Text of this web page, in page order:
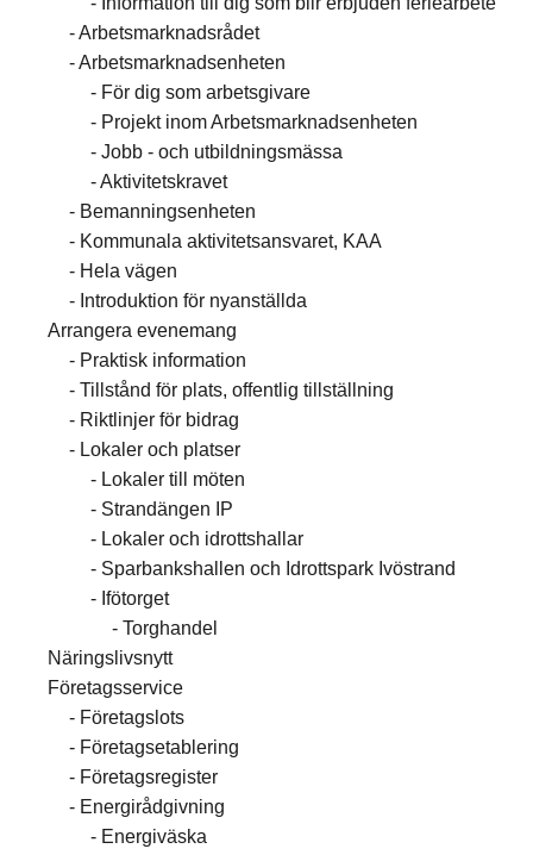
Arbetsmarknadsrådet
Arbetsmarknadsenheten
För dig som arbetsgivare
Projekt inom Arbetsmarknadsenheten
Jobb - och utbildningsmässa
Aktivitetskravet
Bemanningsenheten
Kommunala aktivitetsansvaret, KAA
Hela vägen
Introduktion för nyanställda
Arrangera evenemang
Praktisk information
Tillstånd för plats, offentlig tillställning
Riktlinjer för bidrag
Lokaler och platser
Lokaler till möten
Strandängen IP
Lokaler och idrottshallar
Sparbankshallen och Idrottspark Ivöstrand
Ifötorget
Torghandel
Näringslivsnytt
Företagsservice
Företagslots
Företagsetablering
Företagsregister
Energirådgivning
Energiväska